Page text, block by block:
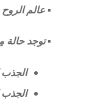
▪︎ عالم
▪︎ توجد
الجذب